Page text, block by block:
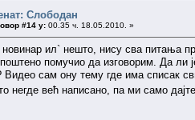
Слободан
#14 у: 00.35 ч. 18.05.2010. »
ил` нешто, нису сва питања
помучио да изговорим. Да ли
Видео сам ону тему где има списак
негде већ написано, па ми само